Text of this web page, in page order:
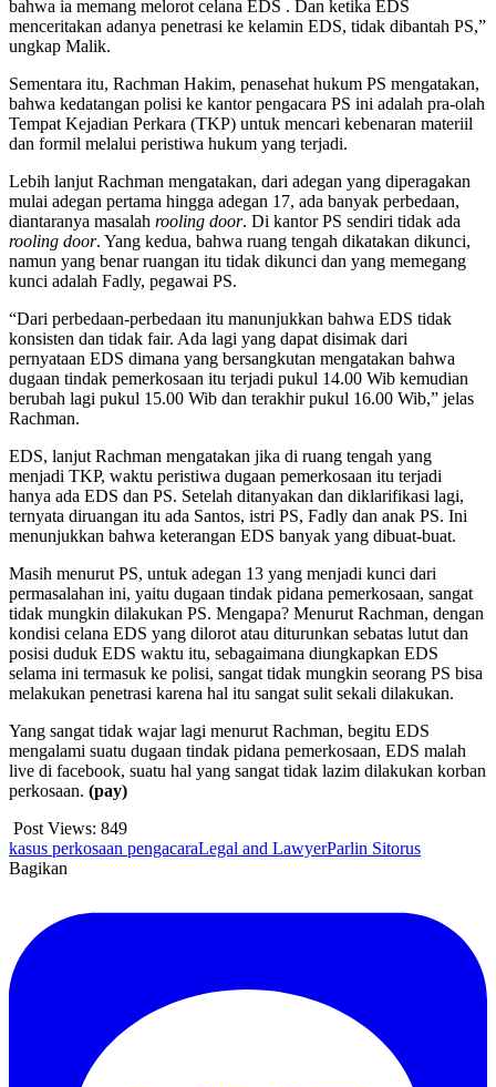
bahwa ia memang melorot celana EDS . Dan ketika EDS
menceritakan adanya penetrasi ke kelamin EDS, tidak dibantah PS,”
ungkap Malik.
Sementara itu, Rachman Hakim, penasehat hukum PS mengatakan,
bahwa kedatangan polisi ke kantor pengacara PS ini adalah pra-olah
Tempat Kejadian Perkara (TKP) untuk mencari kebenaran materiil
dan formil melalui peristiwa hukum yang terjadi.
Lebih lanjut Rachman mengatakan, dari adegan yang diperagakan
mulai adegan pertama hingga adegan 17, ada banyak perbedaan,
diantaranya masalah rooling door. Di kantor PS sendiri tidak ada
rooling door. Yang kedua, bahwa ruang tengah dikatakan dikunci,
namun yang benar ruangan itu tidak dikunci dan yang memegang
kunci adalah Fadly, pegawai PS.
“Dari perbedaan-perbedaan itu manunjukkan bahwa EDS tidak
konsisten dan tidak fair. Ada lagi yang dapat disimak dari
pernyataan EDS dimana yang bersangkutan mengatakan bahwa
dugaan tindak pemerkosaan itu terjadi pukul 14.00 Wib kemudian
berubah lagi pukul 15.00 Wib dan terakhir pukul 16.00 Wib,” jelas
Rachman.
EDS, lanjut Rachman mengatakan jika di ruang tengah yang
menjadi TKP, waktu peristiwa dugaan pemerkosaan itu terjadi
hanya ada EDS dan PS. Setelah ditanyakan dan diklarifikasi lagi,
ternyata diruangan itu ada Santos, istri PS, Fadly dan anak PS. Ini
menunjukkan bahwa keterangan EDS banyak yang dibuat-buat.
Masih menurut PS, untuk adegan 13 yang menjadi kunci dari
permasalahan ini, yaitu dugaan tindak pidana pemerkosaan, sangat
tidak mungkin dilakukan PS. Mengapa? Menurut Rachman, dengan
kondisi celana EDS yang dilorot atau diturunkan sebatas lutut dan
posisi duduk EDS waktu itu, sebagaimana diungkapkan EDS
selama ini termasuk ke polisi, sangat tidak mungkin seorang PS bisa
melakukan penetrasi karena hal itu sangat sulit sekali dilakukan.
Yang sangat tidak wajar lagi menurut Rachman, begitu EDS
mengalami suatu dugaan tindak pidana pemerkosaan, EDS malah
live di facebook, suatu hal yang sangat tidak lazim dilakukan korban
perkosaan. (pay)
Post Views: 849
kasus perkosaan pengacaraLegal and LawyerParlin Sitorus
Bagikan